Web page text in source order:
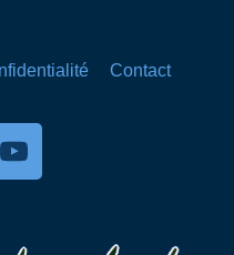
Contact